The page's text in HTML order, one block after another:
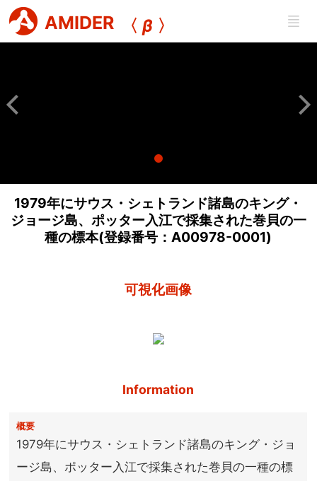
AMIDER 〈β 〉
1979年にサウス・シェトランド諸島のキング・
ジョージ島、ポッター入江で採集された巻貝の一
種の標本(登録番号：A00978-0001)
可視化画像
Information
概要
1979年にサウス・シェトランド諸島のキング・ジョ
ージ島、ポッター入江で採集された巻貝の一種の標